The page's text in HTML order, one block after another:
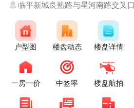
临平新城良熟路与星河南路交叉口
户型图 楼盘动态 楼盘详情
一房一价 中签率 楼盘航拍